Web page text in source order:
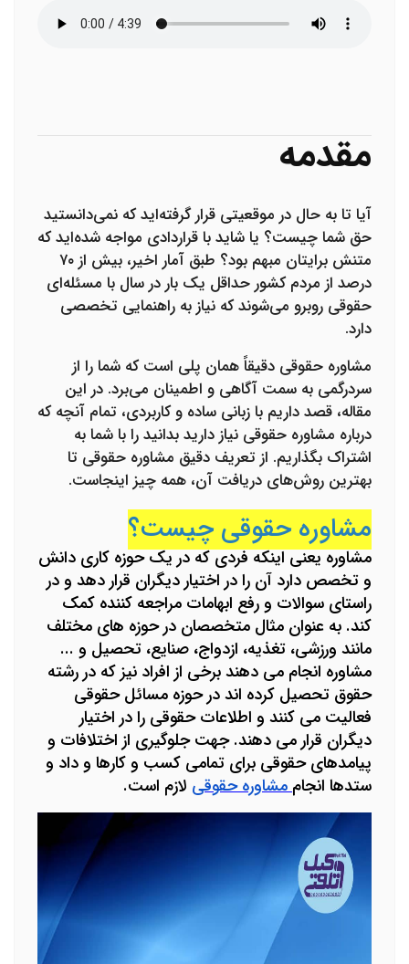
مقدمه
آیا تا به حال در موقعیتی قرار گرفته‌اید که نمی‌دانستید
حق شما چیست؟ یا شاید با قراردادی مواجه شده‌اید که
متنش برایتان مبهم بود؟ طبق آمار اخیر، بیش از ۷۰
درصد از مردم کشور حداقل یک بار در سال با مسئله‌ای
حقوقی روبرو می‌شوند که نیاز به راهنمایی تخصصی
دارد.
مشاوره حقوقی دقیقاً همان پلی است که شما را از
سردرگمی به سمت آگاهی و اطمینان می‌برد. در این
مقاله، قصد داریم با زبانی ساده و کاربردی، تمام آنچه که
درباره مشاوره حقوقی نیاز دارید بدانید را با شما به
اشتراک بگذاریم. از تعریف دقیق مشاوره حقوقی تا
بهترین روش‌های دریافت آن، همه چیز اینجاست.
مشاوره حقوقی چیست؟
مشاوره یعنی اینکه فردی که در یک حوزه کاری دانش
و تخصص دارد آن را در اختیار دیگران قرار دهد و در
راستای سوالات و رفع ابهامات مراجعه کننده کمک
کند. به عنوان مثال متخصصان در حوزه های مختلف
مانند ورزشی، تغذیه، ازدواج، صنایع، تحصیل و ...
مشاوره انجام می دهند برخی از افراد نیز که در رشته
حقوق تحصیل کرده اند در حوزه مسائل حقوقی
فعالیت می کنند و اطلاعات حقوقی را در اختیار
دیگران قرار می دهند. جهت جلوگیری از اختلافات و
پیامدهای حقوقی برای تمامی کسب و کارها و داد و
ستدها انجام مشاوره حقوقی لازم است.